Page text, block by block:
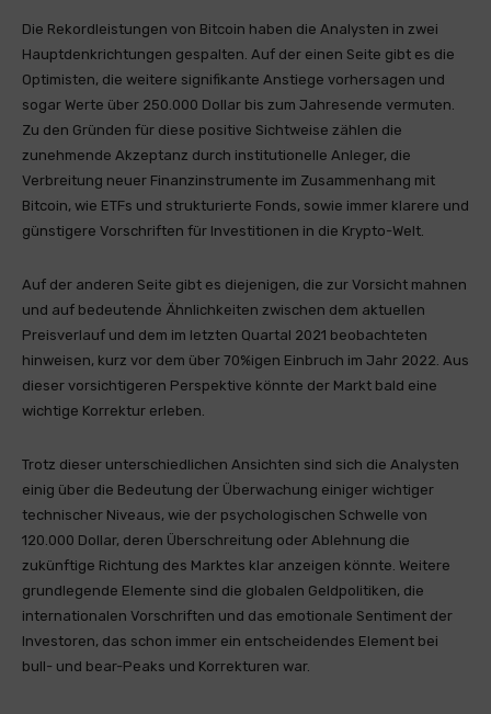
Die Rekordleistungen von Bitcoin haben die Analysten in zwei
Hauptdenkrichtungen gespalten. Auf der einen Seite gibt es die
Optimisten, die weitere signifikante Anstiege vorhersagen und
sogar Werte über 250.000 Dollar bis zum Jahresende vermuten.
Zu den Gründen für diese positive Sichtweise zählen die
zunehmende Akzeptanz durch institutionelle Anleger, die
Verbreitung neuer Finanzinstrumente im Zusammenhang mit
Bitcoin, wie ETFs und strukturierte Fonds, sowie immer klarere und
günstigere Vorschriften für Investitionen in die Krypto-Welt.
Auf der anderen Seite gibt es diejenigen, die zur Vorsicht mahnen
und auf bedeutende Ähnlichkeiten zwischen dem aktuellen
Preisverlauf und dem im letzten Quartal 2021 beobachteten
hinweisen, kurz vor dem über 70%igen Einbruch im Jahr 2022. Aus
dieser vorsichtigeren Perspektive könnte der Markt bald eine
wichtige Korrektur erleben.
Trotz dieser unterschiedlichen Ansichten sind sich die Analysten
einig über die Bedeutung der Überwachung einiger wichtiger
technischer Niveaus, wie der psychologischen Schwelle von
120.000 Dollar, deren Überschreitung oder Ablehnung die
zukünftige Richtung des Marktes klar anzeigen könnte. Weitere
grundlegende Elemente sind die globalen Geldpolitiken, die
internationalen Vorschriften und das emotionale Sentiment der
Investoren, das schon immer ein entscheidendes Element bei
bull- und bear-Peaks und Korrekturen war.